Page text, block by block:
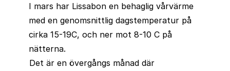
I mars har Lissabon en behaglig vårvärme
med en genomsnittlig dagstemperatur på
cirka 15-19C, och ner mot 8-10 C på
nätterna.
Det är en övergångs månad där